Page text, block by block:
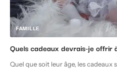
FAMILLE
Quels cadeaux devrais-je offrir
Quel que soit leur âge, les cadeaux